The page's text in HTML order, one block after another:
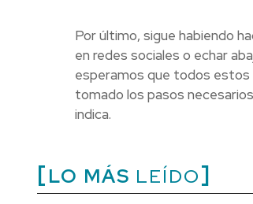
Por último, sigue habiendo
en redes sociales o echar
esperamos que todos estos
tomado los pasos
indica.
LO MÁS LEÍDO